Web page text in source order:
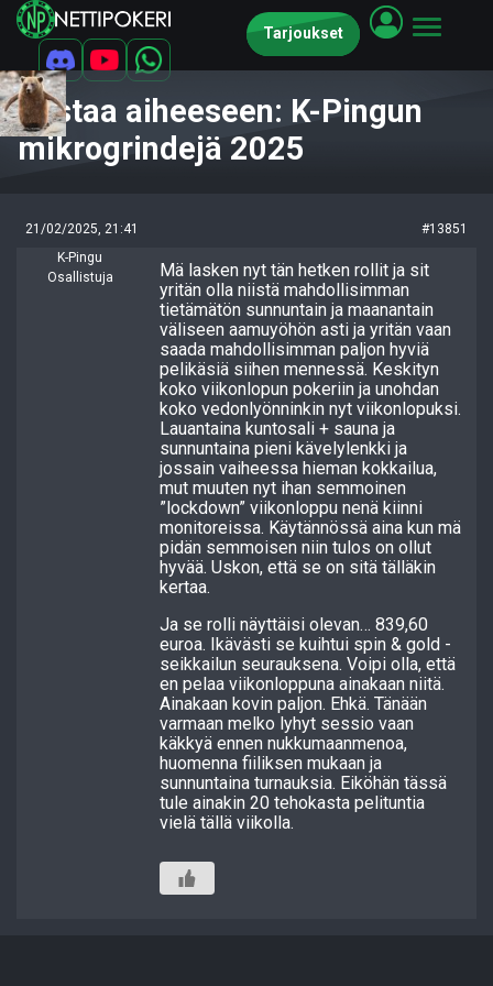
Tarjoukset
Vastaa aiheeseen: K-Pingun
mikrogrindejä 2025
21/02/2025, 21:41
#13851
K-Pingu
Osallistuja
Mä lasken nyt tän hetken rollit ja sit
yritän olla niistä mahdollisimman
tietämätön sunnuntain ja maanantain
väliseen aamuyöhön asti ja yritän vaan
saada mahdollisimman paljon hyviä
pelikäsiä siihen mennessä. Keskityn
koko viikonlopun pokeriin ja unohdan
koko vedonlyönninkin nyt viikonlopuksi.
Lauantaina kuntosali + sauna ja
sunnuntaina pieni kävelylenkki ja
jossain vaiheessa hieman kokkailua,
mut muuten nyt ihan semmoinen
”lockdown” viikonloppu nenä kiinni
monitoreissa. Käytännössä aina kun mä
pidän semmoisen niin tulos on ollut
hyvää. Uskon, että se on sitä tälläkin
kertaa.
Ja se rolli näyttäisi olevan… 839,60
euroa. Ikävästi se kuihtui spin & gold -
seikkailun seurauksena. Voipi olla, että
en pelaa viikonloppuna ainakaan niitä.
Ainakaan kovin paljon. Ehkä. Tänään
varmaan melko lyhyt sessio vaan
käkkyä ennen nukkumaanmenoa,
huomenna fiiliksen mukaan ja
sunnuntaina turnauksia. Eiköhän tässä
tule ainakin 20 tehokasta pelituntia
vielä tällä viikolla.